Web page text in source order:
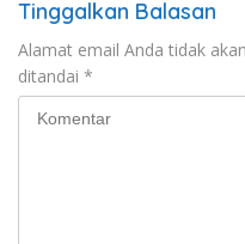
Tinggalkan Balasan
Alamat email Anda tidak
ditandai *